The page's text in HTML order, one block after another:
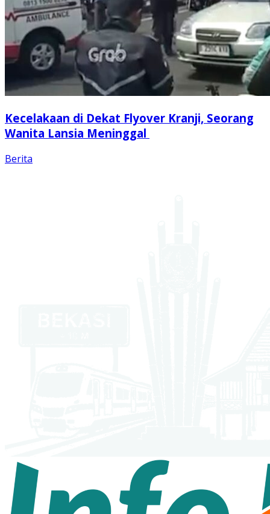
Kecelakaan di Dekat Flyover Kranji, Seorang
Wanita Lansia Meninggal
Berita